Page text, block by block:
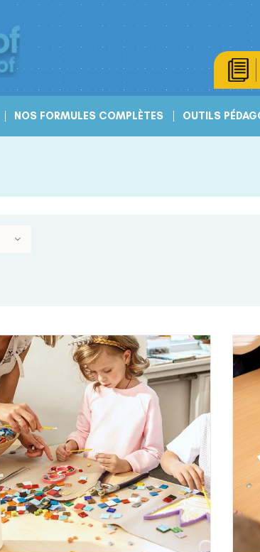
NOS FORMULES COMPLÈTES OUTILS